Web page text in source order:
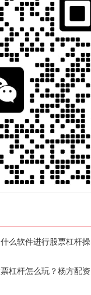
么软件进行股票杠杆操
杠杆怎么玩？杨方配资